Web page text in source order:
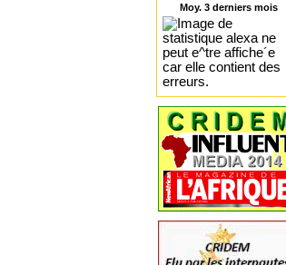
Moy. 3 derniers mois